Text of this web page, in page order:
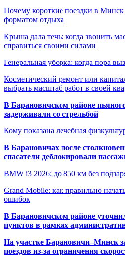
Почему короткие поездки в Минск
форматом отдыха
Крыша дала течь: когда звонить
справиться своими силами
Генеральная уборка: когда пора
Косметический ремонт или
выбрать масштаб работ в своей
В Барановичском районе
задерживали со стрельбой
Кому показана лечебная
В Барановичах после
спасатели деблокировали
BMW i3 2026: до 850 км без
Grand Mobile: как правильно
ошибок
В Барановичском районе
пунктов в рамках
На участке Барановичи–Минск
поездов из-за ограничения